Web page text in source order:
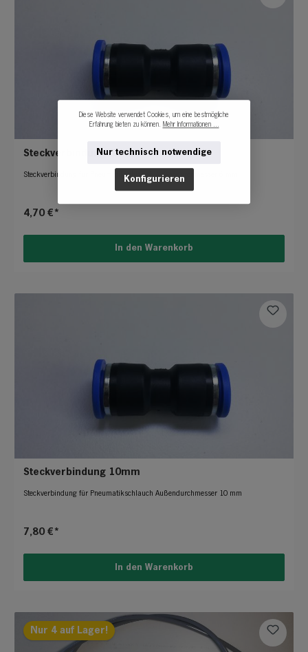
Steckverbindung 6mm
Steckverbindung für Pneumatikschlauch Außendurchmesser 6 mm
4,70 €*
In den Warenkorb
Steckverbindung 10mm
Steckverbindung für Pneumatikschlauch Außendurchmesser 10 mm
7,80 €*
In den Warenkorb
Nur 4 auf Lager!
Diese Website verwendet Cookies, um eine bestmögliche
Erfahrung bieten zu können. Mehr Informationen ...
Nur technisch notwendige
Konfigurieren